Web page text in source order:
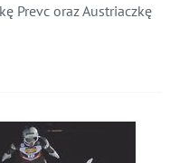
Prevc oraz Austriaczkę